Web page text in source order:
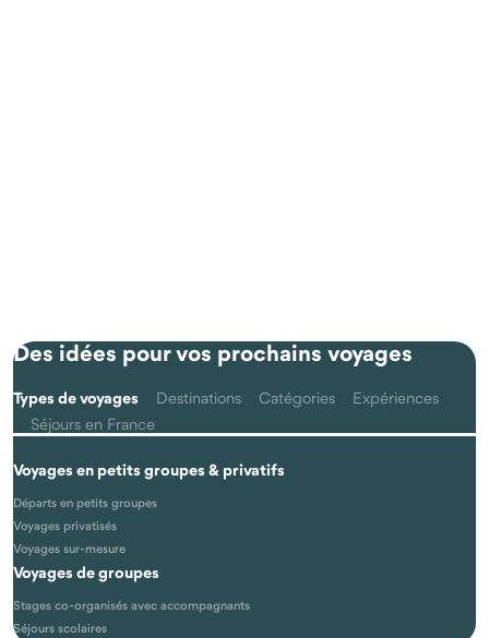
Des idées pour vos prochains voyages
Types de voyages Destinations Catégories
Expériences
Séjours en France
Voyages en petits groupes & privatifs
Départs en petits groupes
Voyages privatisés
Voyages sur-mesure
Voyages de groupes
Stages co-organisés avec accompagnants
Séjours scolaires